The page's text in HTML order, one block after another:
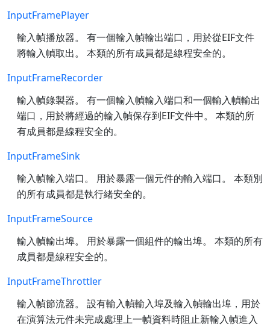
InputFramePlayer
輸入幀播放器。 有一個輸入幀輸出端口，用於從EIF文件
將輸入幀取出。 本類的所有成員都是線程安全的。
InputFrameRecorder
輸入幀錄製器。 有一個輸入幀輸入端口和一個輸入幀輸出
端口，用於將經過的輸入幀保存到EIF文件中。 本類的所
有成員都是線程安全的。
InputFrameSink
輸入幀輸入端口。 用於暴露一個元件的輸入端口。 本類別
的所有成員都是執行緒安全的。
InputFrameSource
輸入幀輸出埠。 用於暴露一個組件的輸出埠。 本類的所有
成員都是線程安全的。
InputFrameThrottler
輸入幀節流器。 設有輸入幀輸入埠及輸入幀輸出埠，用於
在演算法元件未完成處理上一幀資料時阻止新輸入幀進入